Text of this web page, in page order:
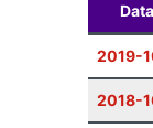
Data
2019-
2018-